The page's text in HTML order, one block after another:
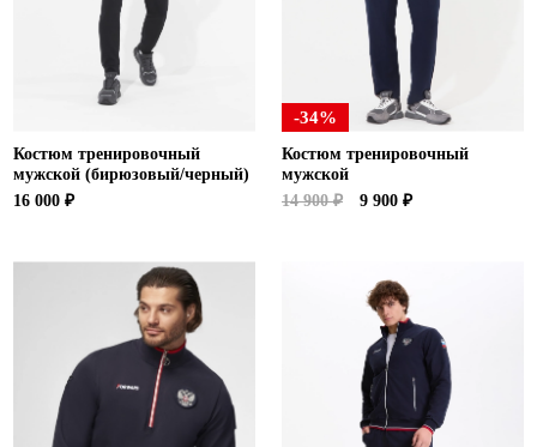
Костюм тренировочный
мужской (бирюзовый/черный)
16 000 ₽
-34%
Костюм тренировочный
мужской
14 900 ₽
9 900 ₽